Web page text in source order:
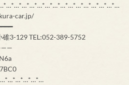
*…*…*…*…*…*…*…*…*…*…*…*…*…*…*…*…
car.jp/
3-129 TEL:052-389-5752